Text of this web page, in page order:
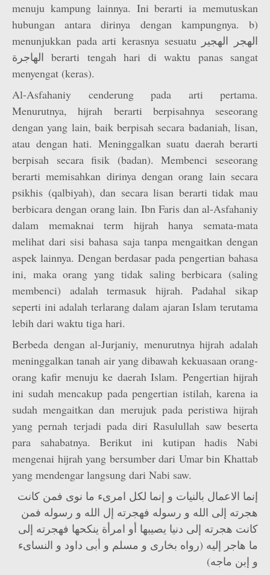
menuju kampung lainnya. Ini berarti ia memutuskan
hubungan antara dirinya dengan kampungnya. b)
menunjukkan pada arti kerasnya sesuatu الهجر الهجير
الهاجرة berarti tengah hari di waktu panas sangat
menyengat (keras).
Al-Asfahaniy cenderung pada arti pertama.
Menurutnya, hijrah berarti berpisahnya seseorang
dengan yang lain, baik berpisah secara badaniah, lisan,
atau dengan hati. Meninggalkan suatu daerah berarti
berpisah secara fisik (badan). Membenci seseorang
berarti memisahkan dirinya dengan orang lain secara
psikhis (qalbiyah), dan secara lisan berarti tidak mau
berbicara dengan orang lain. Ibn Faris dan al-Asfahaniy
dalam memaknai term hijrah hanya semata-mata
melihat dari sisi bahasa saja tanpa mengaitkan dengan
aspek lainnya. Dengan berdasar pada pengertian bahasa
ini, maka orang yang tidak saling berbicara (saling
membenci) adalah termasuk hijrah. Padahal sikap
seperti ini adalah terlarang dalam ajaran Islam terutama
lebih dari waktu tiga hari.
Berbeda dengan al-Jurjaniy, menurutnya hijrah adalah
meninggalkan tanah air yang dibawah kekuasaan orang-
orang kafir menuju ke daerah Islam. Pengertian hijrah
ini sudah mencakup pada pengertian istilah, karena ia
sudah mengaitkan dan merujuk pada peristiwa hijrah
yang pernah terjadi pada diri Rasulullah saw beserta
para sahabatnya. Berikut ini kutipan hadis Nabi
mengenai hijrah yang bersumber dari Umar bin Khattab
yang mendengar langsung dari Nabi saw.
إنما الاعمال بالنيات و إنما لكل امرىء ما نوى فمن كانت
هجرته إلى الله و رسوله فهجرته إل الله و رسوله فمن
كانت هجرته إلى دنيا يصيبها أو امرأة ينكحها فهجرته إلى
ما هاجر إليه (رواه بخارى و مسلم و أبى داود و النساىء
و إبن ماجه)